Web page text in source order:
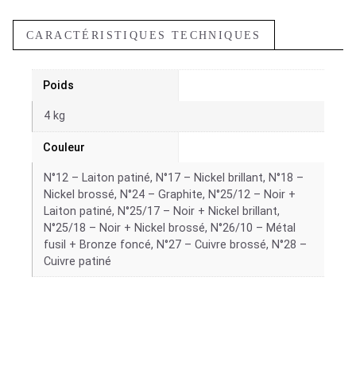
CARACTÉRISTIQUES TECHNIQUES
Poids
4 kg
Couleur
N°12 – Laiton patiné, N°17 – Nickel brillant, N°18 –
Nickel brossé, N°24 – Graphite, N°25/12 – Noir +
Laiton patiné, N°25/17 – Noir + Nickel brillant,
N°25/18 – Noir + Nickel brossé, N°26/10 – Métal
fusil + Bronze foncé, N°27 – Cuivre brossé, N°28 –
Cuivre patiné